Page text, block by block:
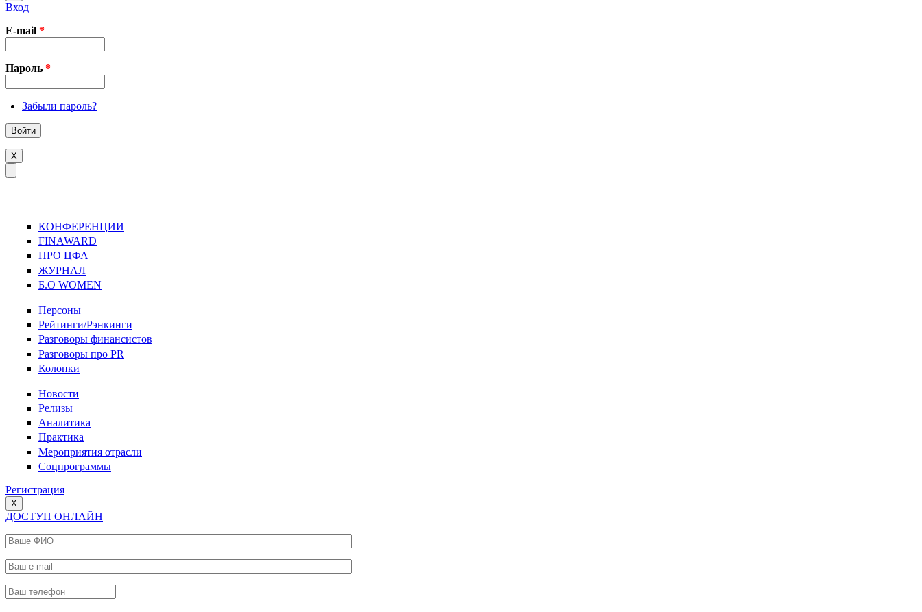
Вход
E-mail *
Пароль *
Забыли пароль?
X
КОНФЕРЕНЦИИ
FINAWARD
ПРО ЦФА
ЖУРНАЛ
Б.О WOMEN
Персоны
Рейтинги/Рэнкинги
Разговоры финансистов
Разговоры про PR
Колонки
Новости
Релизы
Аналитика
Практика
Мероприятия отрасли
Соцпрограммы
Регистрация
X
ДОСТУП ОНЛАЙН
Ваше ФИО
Ваш e-mail
Ваш телефон